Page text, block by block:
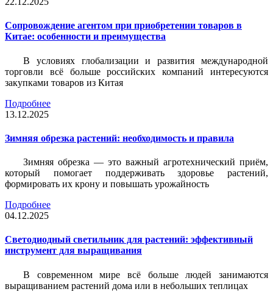
Сопровождение агентом при приобретении товаров в
Китае: особенности и преимущества
В условиях глобализации и развития международной
торговли всё больше российских компаний интересуются
закупками товаров из Китая
Подробнее
13.12.2025
Зимняя обрезка растений: необходимость и правила
Зимняя обрезка — это важный агротехнический приём,
который помогает поддерживать здоровье растений,
формировать их крону и повышать урожайность
Подробнее
04.12.2025
Светодиодный светильник для растений: эффективный
инструмент для выращивания
В современном мире всё больше людей занимаются
выращиванием растений дома или в небольших теплицах